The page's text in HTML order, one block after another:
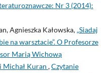
Nr 3 (2014):
Agnieszka Kałowska, „Siadaj
na warsztacie”. O Profesorze
Marią Wichową
Michał Kuran ,Czytanie